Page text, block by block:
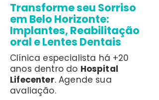
Transforme seu Sorriso
em Belo Horizonte:
Implantes, Reabilitação
oral e Lentes Dentais
Clínica especialista há +20
anos dentro do Hospital
Lifecenter. Agende sua
avaliação.